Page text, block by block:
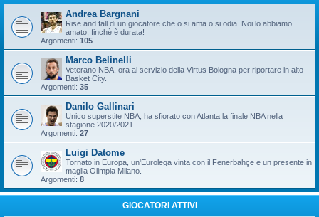
Andrea Bargnani
Rise and fall di un giocatore che o si ama o si odia. Noi lo abbiamo
amato, finchè è durata!
Argomenti: 105
Marco Belinelli
Veterano NBA, ora al servizio della Virtus Bologna per riportare in alto
Basket City.
Argomenti: 35
Danilo Gallinari
Unico superstite NBA, ha sfiorato con Atlanta la finale NBA nella
stagione 2020/2021.
Argomenti: 27
Luigi Datome
Tornato in Europa, un'Eurolega vinta con il Fenerbahçe e un presente in
maglia Olimpia Milano.
Argomenti: 8
GIOCATORI ATTIVI